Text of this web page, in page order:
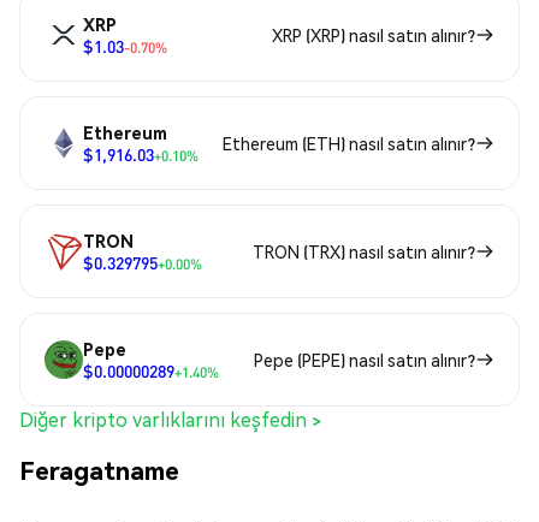
XRP
$1.03-0.70%
XRP (XRP) nasıl satın alınır?
Ethereum
$1,916.03+0.10%
Ethereum (ETH) nasıl satın alınır?
TRON
$0.329795+0.00%
TRON (TRX) nasıl satın alınır?
Pepe
$0.00000289+1.40%
Pepe (PEPE) nasıl satın alınır?
Diğer kripto varlıklarını keşfedin >
Feragatname